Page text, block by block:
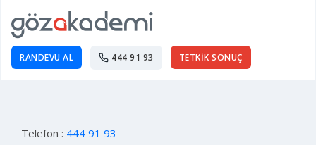
RANDEVU AL 444 91 93 TETKİK SONUÇ
Telefon : 444 91 93